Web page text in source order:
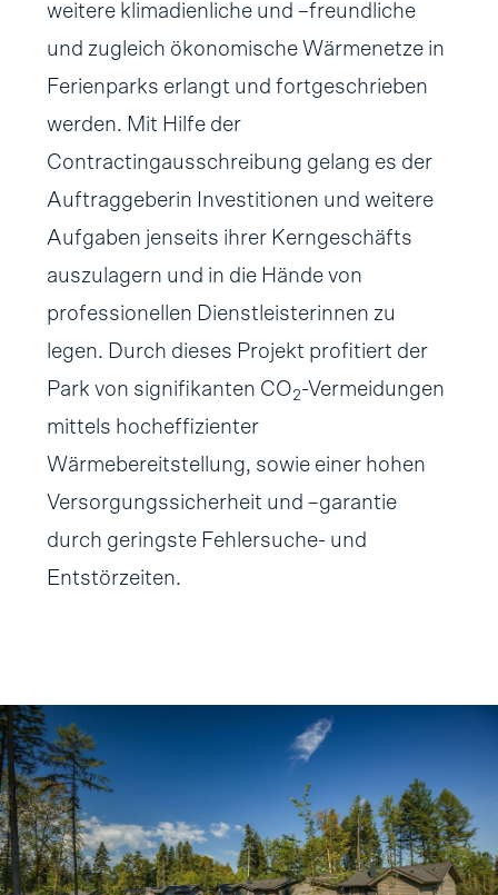
weitere klimadienliche und –freundliche
und zugleich ökonomische Wärmenetze in
Ferienparks erlangt und fortgeschrieben
werden. Mit Hilfe der
Contractingausschreibung gelang es der
Auftraggeberin Investitionen und weitere
Aufgaben jenseits ihrer Kerngeschäfts
auszulagern und in die Hände von
professionellen Dienstleisterinnen zu
legen. Durch dieses Projekt profitiert der
Park von signifikanten CO2-Vermeidungen
mittels hocheffizienter
Wärmebereitstellung, sowie einer hohen
Versorgungssicherheit und –garantie
durch geringste Fehlersuche- und
Entstörzeiten.